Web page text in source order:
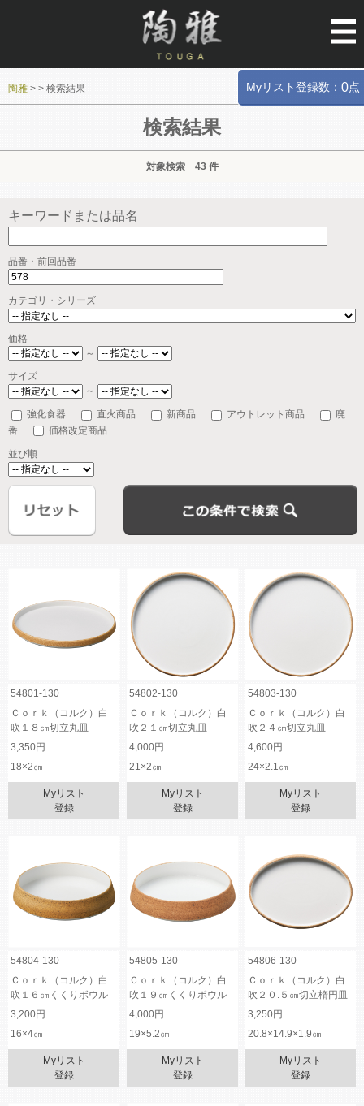
Myリスト登録数： 0点
陶雅 > > 検索結果
検索結果
対象検索 43 件
キーワードまたは品名
品番・前回品番
カテゴリ・シリーズ
価格
～
サイズ
～
強化食器 直火商品 新商品 アウトレット商品
廃
番
価格改定商品
並び順
54801-130 54802-130
54803-130
Ｃｏｒｋ（コルク）白
吹１８㎝切立丸皿
Ｃｏｒｋ（コルク）白
吹２１㎝切立丸皿
Ｃｏｒｋ（コルク）白
吹２４㎝切立丸皿
3,350円
4,000円
4,600円
18×2㎝
21×2㎝ 24×2.1㎝
Myリスト
登録
Myリスト
登録
Myリスト
登録
54804-130 54805-130
54806-130
Ｃｏｒｋ（コルク）白
吹１６㎝くくりボウル
Ｃｏｒｋ（コルク）白
吹１９㎝くくりボウル
Ｃｏｒｋ（コルク）白
吹２０.５㎝切立楕円皿
3,200円
4,000円
3,250円
16×4㎝
19×5.2㎝ 20.8×14.9×1.9㎝
Myリスト
登録
Myリスト
登録
Myリスト
登録